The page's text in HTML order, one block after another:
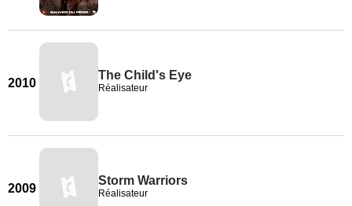
2010
The Child's Eye
Réalisateur
2009
Storm Warriors
Réalisateur